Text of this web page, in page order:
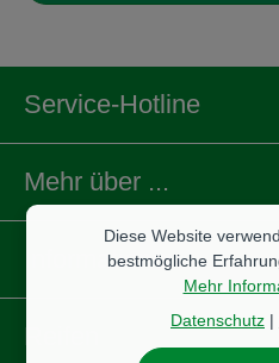
Service-Hotline
Mehr über ...
Informationen
Diese Website
bestmögliche
Mehr
Datenschutz |